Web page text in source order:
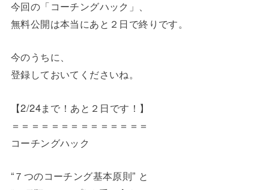
今回の「コーチングハック」、
無料公開は本当にあと２日で終りです。
今のうちに、
​​​​​​​登録しておいてくださいね。
【2/24まで！あと２日です！】
＝＝＝＝＝＝＝＝＝＝＝＝＝＝
コーチングハック
“７つのコーチング基本原則” と